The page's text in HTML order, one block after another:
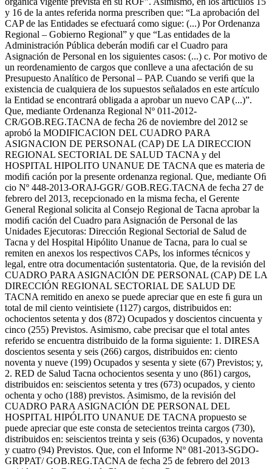
y 16 de la antes referida norma prescriben que: “La aprobación del
CAP de las Entidades se efectuará como sigue: (...) Por Ordenanza
Regional – Gobierno Regional” y que “Las entidades de la
Administración Pública deberán modiﬁ car el Cuadro para
Asignación de Personal en los siguientes casos: (...) c. Por motivo de
un reordenamiento de cargos que conlleve a una afectación de su
Presupuesto Analítico de Personal – PAP. Cuando se veriﬁ que la
existencia de cualquiera de los supuestos señalados en este artículo
la Entidad se encontrará obligada a aprobar un nuevo CAP (...)”.
Que, mediante Ordenanza Regional Nº 011-2012-
CR/GOB.REG.TACNA de fecha 26 de noviembre del 2012 se
aprobó la MODIFICACION DEL CUADRO PARA
ASIGNACION DE PERSONAL (CAP) DE LA DIRECCION
REGIONAL SECTORIAL DE SALUD TACNA y del
HOSPITAL HIPOLITO UNANUE DE TACNA que es materia de
modiﬁ cación por la presente ordenanza regional. Que, mediante Oﬁ
cio Nº 448-2013-ORAJ-GGR/ GOB.REG.TACNA de fecha 27 de
febrero del 2013, recepcionado en la misma fecha, el Gerente
General Regional solicita al Consejo Regional de Tacna aprobar la
modiﬁ cación del Cuadro para Asignación de Personal de las
Unidades Ejecutoras: Dirección Regional Sectorial de Salud de
Tacna y del Hospital Hipólito Unanue de Tacna, para lo cual se
remiten en anexos los respectivos CAPs, los informes técnicos y
legal, entre otra documentación sustentatoria. Que, de la revisión del
CUADRO PARA ASIGNACIÓN DE PERSONAL (CAP) DE LA
DIRECCIÓN REGIONAL SECTORIAL DE SALUD DE
TACNA remitido en anexo se puede apreciar que en este ﬁ gura un
total de mil ciento veintisiete (1127) cargos, distribuidos en:
ochocientos setenta y dos (872) Ocupados y doscientos cincuenta y
cinco (255) Previstos. Asimismo, cabe precisar que el total antes
referido se encuentra distribuido de la forma siguiente: 1. DIRESA
doscientos sesenta y seis (266) cargos, distribuidos en: ciento
noventa y nueve (199) Ocupados y sesenta y siete (67) Previstos; y,
2. RED de Salud Tacna ochocientos sesenta y uno (861) cargos,
distribuidos en: seiscientos setenta y tres (673) ocupados, y ciento
ochenta y ocho (188) previstos. Asimismo, de la revisión del
CUADRO PARA ASIGNACIÓN DE PERSONAL DEL
HOSPITAL HIPÓLITO UNANUE DE TACNA propuesto se
puede apreciar que este consta de setecientos treinta cargos (730),
distribuidos en: seiscientos treinta y seis (636) Ocupados, y noventa
y cuatro (94) Previstos. Que, con el Informe Nº 081-2013-SGDO-
GRPPAT/ GOB.REG.TACNA de fecha 25 de febrero del 2013